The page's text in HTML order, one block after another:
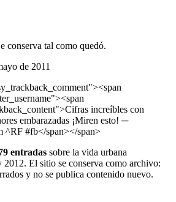
conserva tal como quedó.
de 2011
increíbles con
embarazadas ¡Miren esto! ─
^RF #fb</span></span>
entradas sobre la vida urbana
2012. El sitio se conserva como archivo:
y no se publica contenido nuevo.